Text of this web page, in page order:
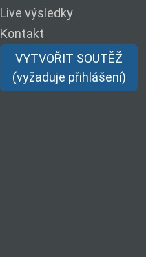
Live výsledky
Kontakt
VYTVOŘIT SOUTĚŽ
(vyžaduje přihlášení)